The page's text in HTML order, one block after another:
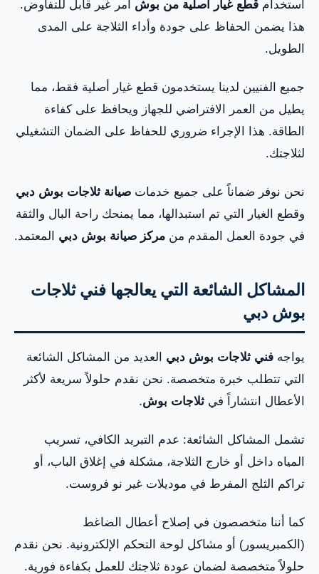
استخدام قطع غيار أصلية من بوش أمر غير قابل للتفاوض.
هذا يضمن الحفاظ على جودة وأداء الثلاجة على المدى
الطويل.
جميع الفنيين لدينا يستخدمون قطع غيار أصلية فقط، مما
يطيل من العمر الافتراضي للجهاز ويحافظ على كفاءة
الطاقة. هذا الإجراء ضروري للحفاظ على الضمان التشغيلي
لثلاجتك.
نحن نوفر ضماناً على جميع خدمات صيانة ثلاجات بوش دبي
وقطع الغيار التي تم استبدالها، مما يمنحك راحة البال والثقة
في جودة العمل المقدم من مركز صيانة بوش دبي المعتمد.
المشاكل الشائعة التي يعالجها فني ثلاجات
بوش دبي
يواجه فني ثلاجات بوش دبي العديد من المشاكل الشائعة
التي تتطلب خبرة متخصصة. نحن نقدم حلولاً سريعة لأكثر
الأعطال انتشاراً في ثلاجات بوش.
تشمل المشاكل الشائعة: عدم التبريد الكافي، تسريب
المياه داخل أو خارج الثلاجة، مشكلة في إغلاق الباب، أو
تراكم الثلج المفرط في موديلات غير نو فروست.
كما أننا متخصصون في إصلاح أعطال الضاغط
(الكمبريسور) أو مشاكل لوحة التحكم الإلكترونية. نحن نقدم
حلولاً متخصصة لضمان عودة ثلاجتك للعمل بكفاءة فورية.